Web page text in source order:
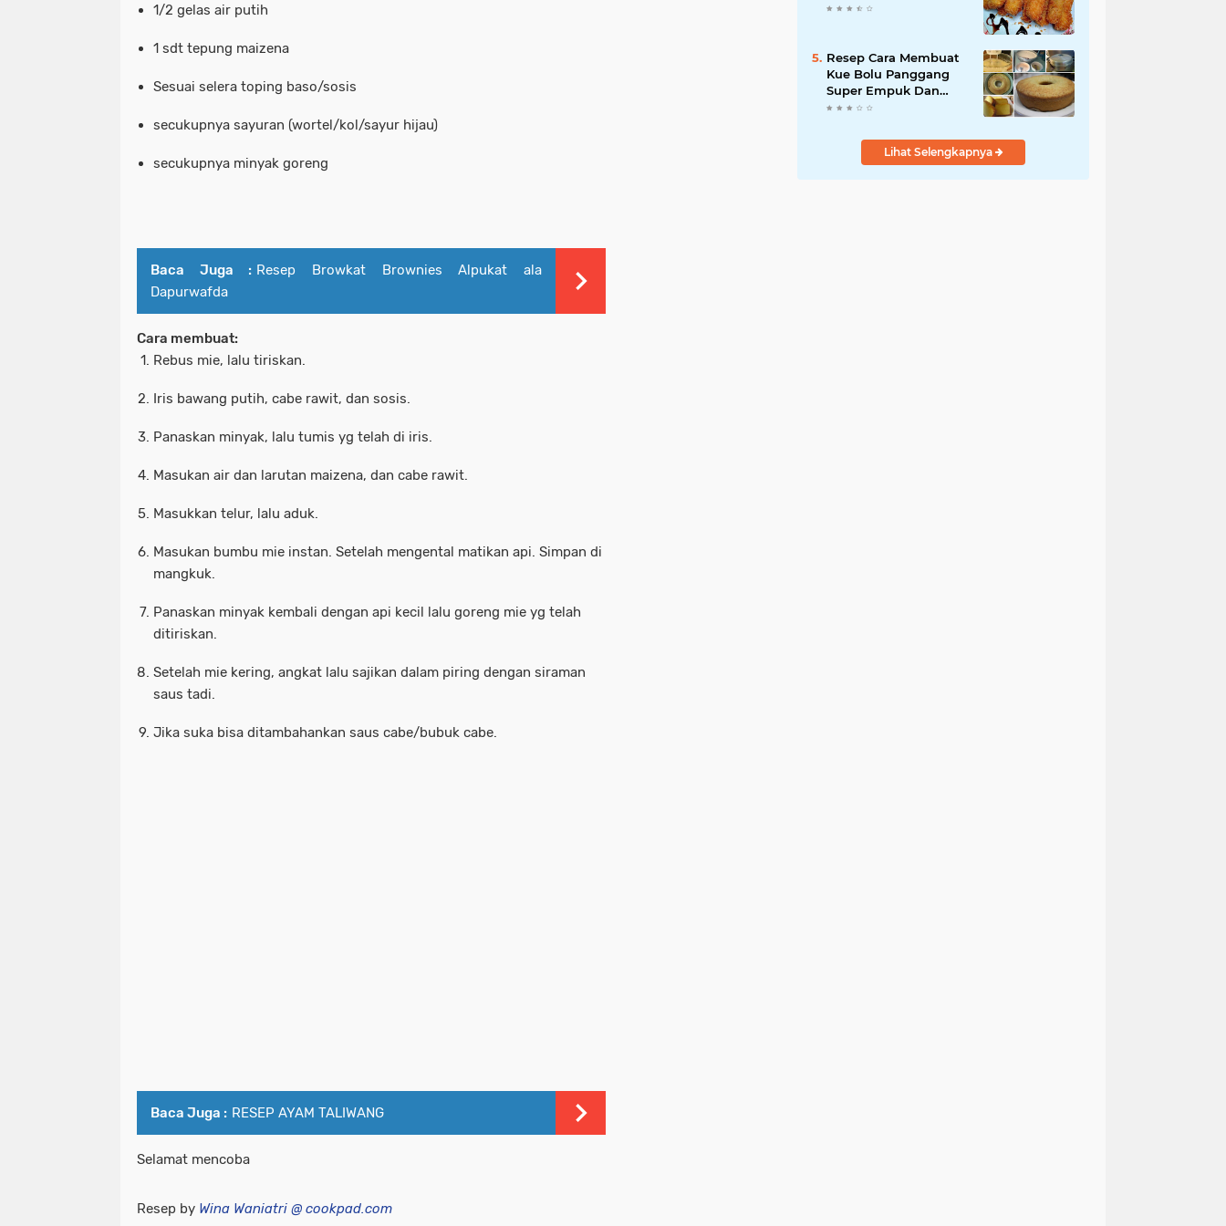
1/2 gelas air putih
1 sdt tepung maizena
Sesuai selera toping baso/sosis
secukupnya sayuran (wortel/kol/sayur hijau)
secukupnya minyak goreng
Baca Juga : Resep Browkat Brownies Alpukat ala
Dapurwafda
Cara membuat:
Rebus mie, lalu tiriskan.
Iris bawang putih, cabe rawit, dan sosis.
Panaskan minyak, lalu tumis yg telah di iris.
Masukan air dan larutan maizena, dan cabe rawit.
Masukkan telur, lalu aduk.
Masukan bumbu mie instan. Setelah mengental matikan api. Simpan di
mangkuk.
Panaskan minyak kembali dengan api kecil lalu goreng mie yg telah
ditiriskan.
Setelah mie kering, angkat lalu sajikan dalam piring dengan siraman
saus tadi.
Jika suka bisa ditambahankan saus cabe/bubuk cabe.
Baca Juga : RESEP AYAM TALIWANG
Selamat mencoba
Resep by Wina Waniatri @ cookpad.com
Resep Cara Membuat
Kue Bolu Panggang
Super Empuk Dan
Tekstur
Ribet !!
Lihat Selengkapnya